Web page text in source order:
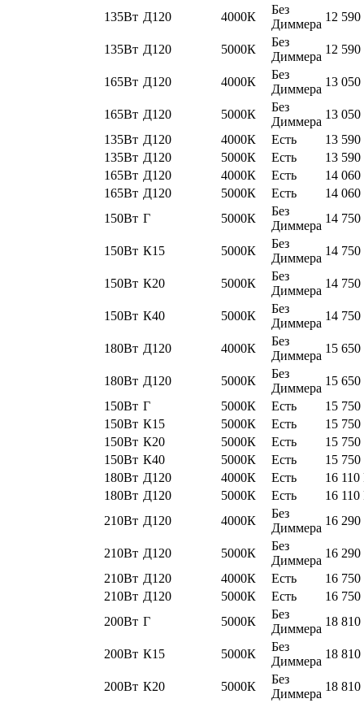
135Вт Д120 4000К
Без
Диммера
12 590
135Вт Д120 5000К
Без
Диммера
12 590
165Вт Д120 4000К
Без
Диммера
13 050
165Вт Д120 5000К
Без
Диммера
13 050
135Вт Д120 4000К Есть
13 590
135Вт Д120 5000К Есть
13 590
165Вт Д120 4000К Есть
14 060
165Вт Д120 5000К Есть
14 060
150Вт Г 5000К
Без
Диммера
14 750
150Вт К15 5000К
Без
Диммера
14 750
150Вт К20 5000К
Без
Диммера
14 750
150Вт К40 5000К
Без
Диммера
14 750
180Вт Д120 4000К
Без
Диммера
15 650
180Вт Д120 5000К
Без
Диммера
15 650
150Вт Г 5000К Есть
15 750
150Вт К15 5000К Есть
15 750
150Вт К20 5000К Есть
15 750
150Вт К40 5000К Есть
15 750
180Вт Д120 4000К Есть 16 110
180Вт Д120 5000К Есть 16 110
210Вт Д120 4000К
Без
Диммера
16 290
210Вт Д120 5000К
Без
Диммера
16 290
210Вт Д120 4000К Есть
16 750
210Вт Д120 5000К Есть
16 750
200Вт Г 5000К
Без
Диммера
18 810
200Вт К15 5000К
Без
Диммера
18 810
200Вт К20 5000К
Без
Диммера
18 810